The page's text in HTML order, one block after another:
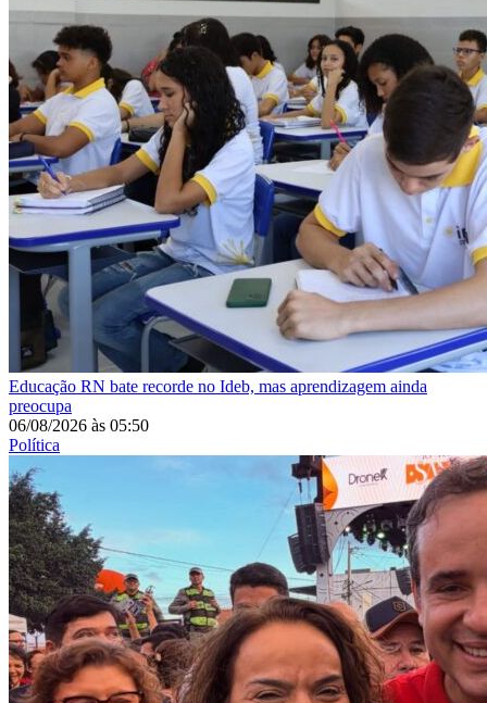
Educação RN bate recorde no Ideb, mas aprendizagem ainda
preocupa
06/08/2026 às 05:50
Política